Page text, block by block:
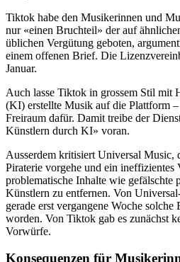
Tiktok habe den Musikerinnen und
nur «einen Bruchteil» der auf
üblichen Vergütung geboten,
einem offenen Brief. Die
Januar.
Auch lasse Tiktok in grossem Stil mit
(KI) erstellte Musik auf die Plattform
Freiraum dafür. Damit treibe der
Künstlern durch KI» voran.
Ausserdem kritisiert Universal Music,
Piraterie vorgehe und ein ineffizientes
problematische Inhalte wie gefälschte
Künstlern zu entfernen. Von
gerade erst vergangene Woche
worden. Von Tiktok gab es zunächst
Vorwürfe.
Konsequenzen für